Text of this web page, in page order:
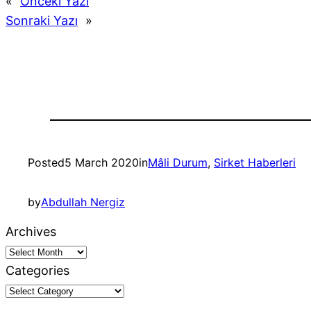
Sonraki Yazı
»
Posted5 March 2020inMâli Durum, Sirket Haberleri
byAbdullah Nergiz
Archives
Categories